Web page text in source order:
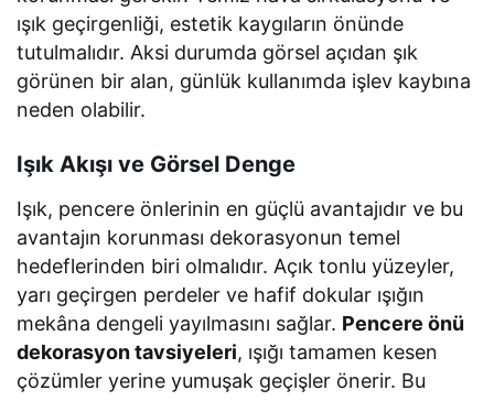
ışık geçirgenliği, estetik kaygıların önünde
tutulmalıdır. Aksi durumda görsel açıdan şık
görünen bir alan, günlük kullanımda işlev kaybına
neden olabilir.
Işık Akışı ve Görsel Denge
Işık, pencere önlerinin en güçlü avantajıdır ve bu
avantajın korunması dekorasyonun temel
hedeflerinden biri olmalıdır. Açık tonlu yüzeyler,
yarı geçirgen perdeler ve hafif dokular ışığın
mekâna dengeli yayılmasını sağlar. Pencere önü
dekorasyon tavsiyeleri, ışığı tamamen kesen
çözümler yerine yumuşak geçişler önerir. Bu